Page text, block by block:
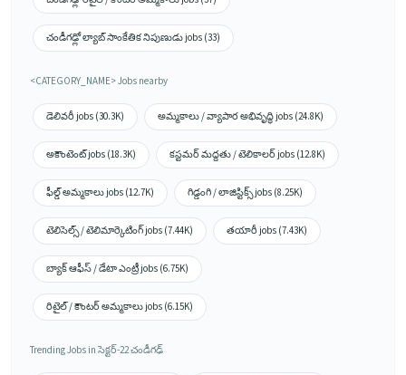
చండీగఢ్లో ల్యాబ్ సాంకేతిక నిపుణుడు jobs (33)
<CATEGORY_NAME> Jobs nearby
డెలివరీ jobs (30.3K) అమ్మకాలు / వ్యాపార అభివృద్ధి jobs (24.8K)
అకౌంటెంట్ jobs (18.3K) కస్టమర్ మద్దతు / టెలికాలర్ jobs (12.8K)
ఫీల్డ్ అమ్మకాలు jobs (12.7K) గిడ్డంగి / లాజిస్టిక్స్ jobs (8.25K)
టెలిసెల్స్ / టెలిమార్కెటింగ్ jobs (7.44K) తయారీ jobs (7.43K)
బ్యాక్ ఆఫీస్ / డేటా ఎంట్రీ jobs (6.75K)
రిటైల్ / కౌంటర్ అమ్మకాలు jobs (6.15K)
Trending Jobs in సెక్టర్-22 చండీగఢ్